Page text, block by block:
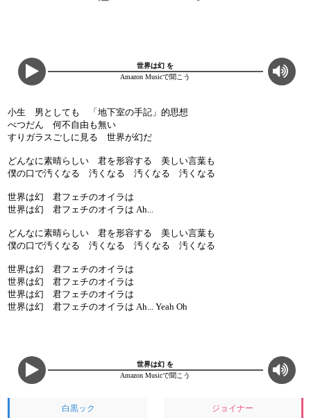
世界は幻 を
Amazon Musicで聞こう
小生 男としても 「地下室の手記」的思想
べつだん 何不自由も無い
すりガラスごしに見る 世界が幻だ
どんなに素晴らしい 君を形容する 美しい言葉も
僕の口で汚くなる 汚くなる 汚くなる 汚くなる
世界は幻 君フェチのオイラは
世界は幻 君フェチのオイラは Ah...
どんなに素晴らしい 君を形容する 美しい言葉も
僕の口で汚くなる 汚くなる 汚くなる 汚くなる
世界は幻 君フェチのオイラは
世界は幻 君フェチのオイラは
世界は幻 君フェチのオイラは
世界は幻 君フェチのオイラは Ah... Yeah Oh
世界は幻 を
Amazon Musicで聞こう
白黒ック ジョイナー